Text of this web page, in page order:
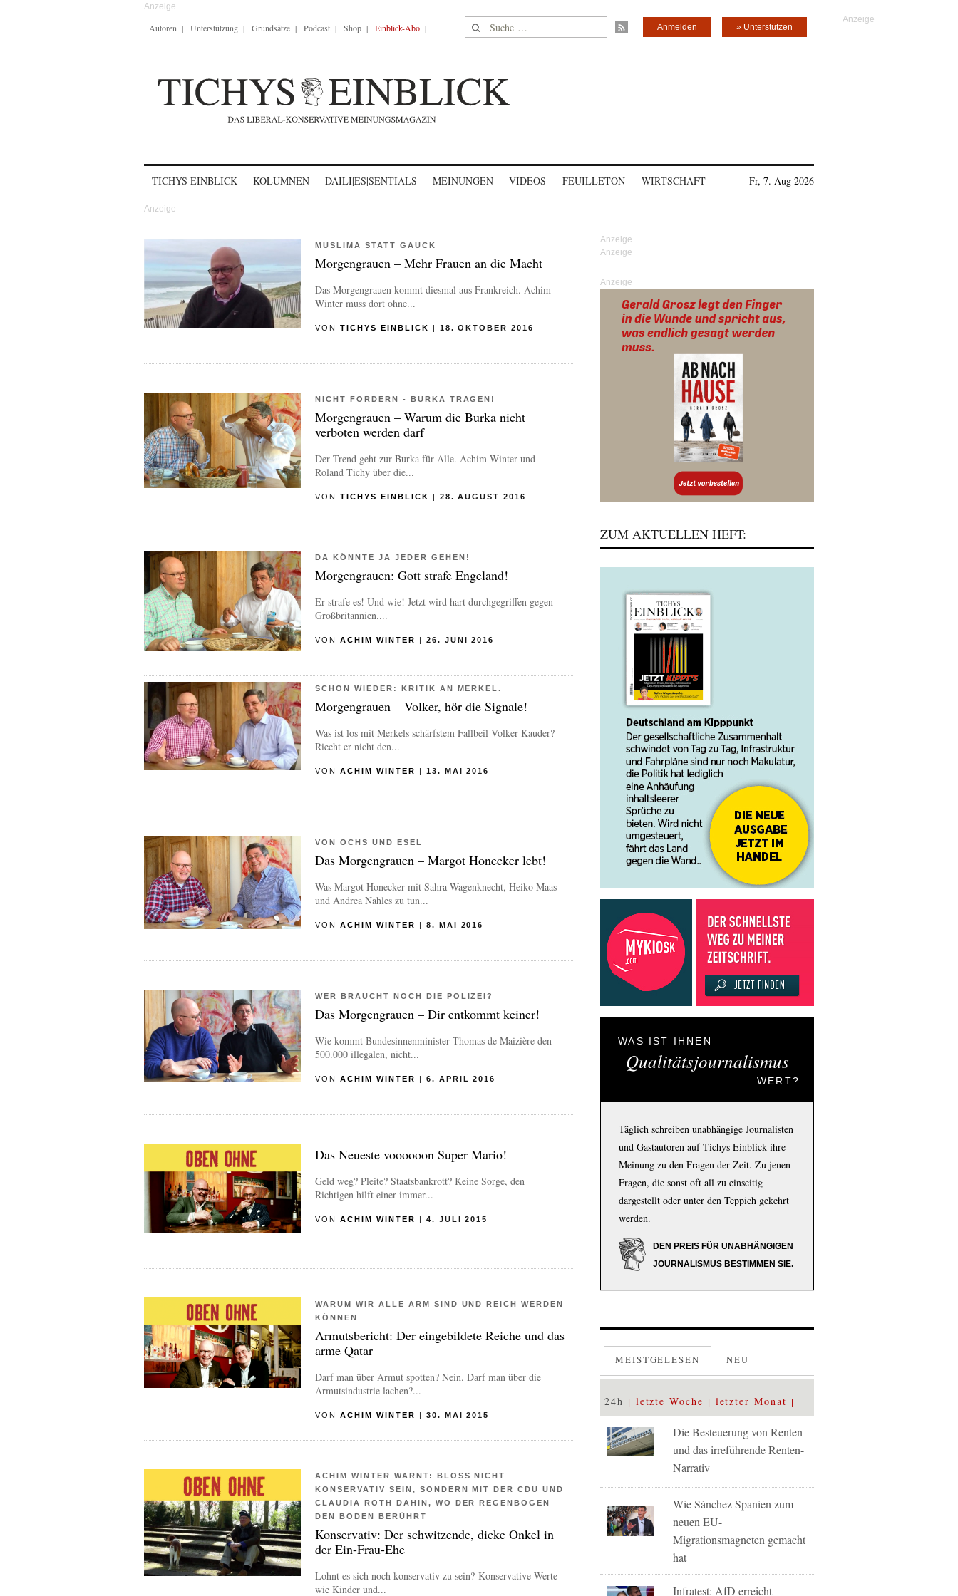
Autoren Unterstützung Grundsätze Podcast Shop Einblick-Abo Suche nach: » Unterstützen
Anmelden
TICHYS EINBLICK KOLUMNEN DAILI|ES|SENTIALS MEINUNGEN VIDEOS FEUILLETON WIRTSCHAFT Fr, 7. Aug 2026
MUSLIMA STATT GAUCK
Morgengrauen – Mehr Frauen an die Macht
Das Morgengrauen kommt diesmal aus Frankreich. Achim
Winter muss dort ohne...
VON TICHYS EINBLICK | 18. OKTOBER 2016
NICHT FORDERN - BURKA TRAGEN!
Morgengrauen – Warum die Burka nicht
verboten werden darf
Der Trend geht zur Burka für Alle. Achim Winter und
Roland Tichy über die...
VON TICHYS EINBLICK | 28. AUGUST 2016
DA KÖNNTE JA JEDER GEHEN!
Morgengrauen: Gott strafe Engeland!
Er strafe es! Und wie! Jetzt wird hart durchgegriffen gegen
Großbritannien....
VON ACHIM WINTER | 26. JUNI 2016
SCHON WIEDER: KRITIK AN MERKEL.
Morgengrauen – Volker, hör die Signale!
Was ist los mit Merkels schärfstem Fallbeil Volker Kauder?
Riecht er nicht den...
VON ACHIM WINTER | 13. MAI 2016
VON OCHS UND ESEL
Das Morgengrauen – Margot Honecker lebt!
Was Margot Honecker mit Sahra Wagenknecht, Heiko Maas
und Andrea Nahles zu tun...
VON ACHIM WINTER | 8. MAI 2016
WER BRAUCHT NOCH DIE POLIZEI?
Das Morgengrauen – Dir entkommt keiner!
Wie kommt Bundesinnenminister Thomas de Maizière den
500.000 illegalen, nicht...
VON ACHIM WINTER | 6. APRIL 2016
Das Neueste voooooon Super Mario!
Geld weg? Pleite? Staatsbankrott? Keine Sorge, den
Richtigen hilft einer immer...
VON ACHIM WINTER | 4. JULI 2015
WARUM WIR ALLE ARM SIND UND REICH WERDEN
KÖNNEN
Armutsbericht: Der eingebildete Reiche und das
arme Qatar
Darf man über Armut spotten? Nein. Darf man über die
Armutsindustrie lachen?...
VON ACHIM WINTER | 30. MAI 2015
ACHIM WINTER WARNT: BLOSS NICHT K
ONSERVATIV SEIN, SONDERN MIT DER CDU UND C
LAUDIA ROTH DAHIN, WO DER REGENBOGEN D
EN BODEN BERÜHRT
Konservativ: Der schwitzende, dicke Onkel in
der Ein-Frau-Ehe
Lohnt es sich noch konservativ zu sein? Konservative Werte
wie Kinder und...
Anzeige
ZUM AKTUELLEN HEFT:
WAS IST IHNEN
Qualitätsjournalismus
WERT?
Täglich schreiben unabhängige Journalisten
und Gastautoren auf Tichys Einblick ihre
Meinung zu den Fragen der Zeit. Zu jenen
Fragen, die sonst oft all zu einseitig
dargestellt oder unter den Teppich gekehrt
werden.
DEN PREIS FÜR UNABHÄNGIGEN
JOURNALISMUS BESTIMMEN SIE.
MEISTGELESEN NEU
24h letzte Woche letzter Monat
Die Besteuerung von Renten
und das irreführende Renten-
Narrativ
Wie Sánchez Spanien zum
neuen EU-
Migrationsmagneten gemacht
hat
Infratest: AfD erreicht